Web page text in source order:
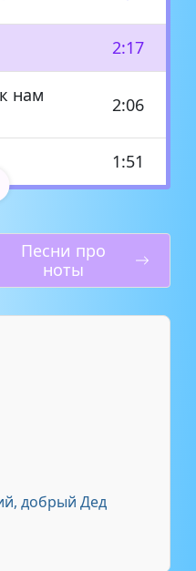
2:17
нам
2:06
1:51
2:47
Песни про
ноты
добрый Дед